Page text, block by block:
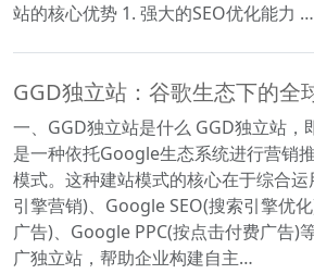
站的核心优势 1. 强大的SEO优化能力 …
GGD独立站：谷歌生态下的全
一、GGD独立站是什么 GGD独立站，
是一种依托Google生态系统进行营销
模式。这种建站模式的核心在于综合
引擎营销)、Google SEO(搜索引擎优
广告)、Google PPC(按点击付费广告)
广独立站，帮助企业构建自主…